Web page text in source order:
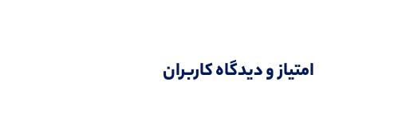
امتیاز و دیدگاه کاربران